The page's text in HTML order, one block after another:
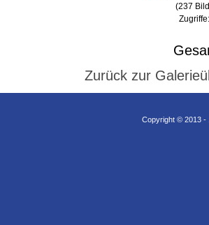
(237
Zurück zur
Copyright © 2013